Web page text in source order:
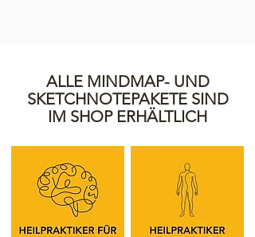
ALLE MINDMAP- UND
SKETCHNOTEPAKETE SIND
IM SHOP ERHÄLTLICH